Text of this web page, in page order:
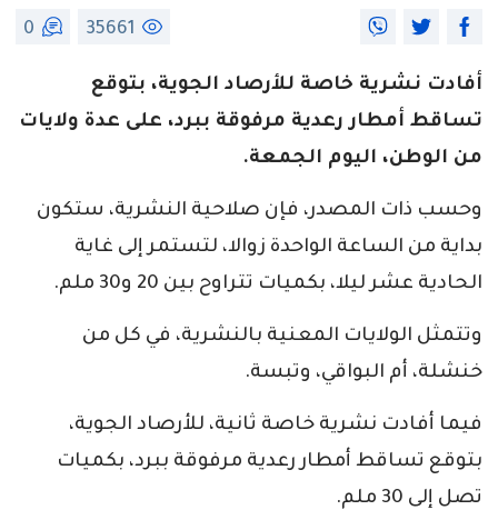
35661
0
أفادت نشرية خاصة للأرصاد الجوية، بتوقع
تساقط أمطار رعدية مرفوقة ببرد، على عدة ولايات
من الوطن، اليوم الجمعة.
وحسب ذات المصدر، فإن صلاحية النشرية، ستكون
بداية من الساعة الواحدة زوالا، لتستمر إلى غاية
الحادية عشر ليلا، بكميات تتراوح بين 20 و30 ملم.
وتتمثل الولايات المعنية بالنشرية، في كل من
خنشلة، أم البواقي، وتبسة.
فيما أفادت نشرية خاصة ثانية، للأرصاد الجوية،
بتوقع تساقط أمطار رعدية مرفوقة ببرد، بكميات
تصل إلى 30 ملم.